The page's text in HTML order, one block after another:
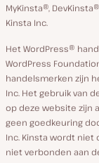
MyKinsta®,
Kinsta Inc.
Het WordPress®
WordPress
handelsmerken zijn
Inc. Het gebruik van
op deze website zijn
geen goedkeuring
Inc. Kinsta wordt niet
niet verbonden aan